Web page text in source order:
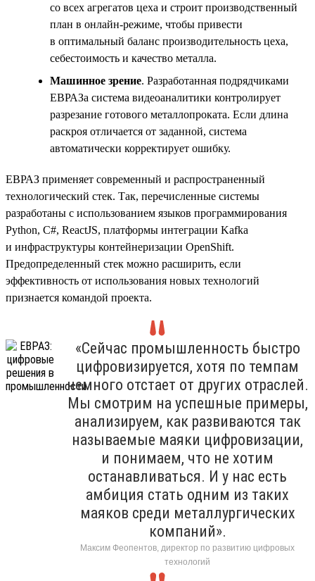
со всех агрегатов цеха и строит производственный
план в онлайн-режиме, чтобы привести
в оптимальный баланс производительность цеха,
себестоимость и качество металла.
Машинное зрение. Разработанная подрядчиками
ЕВРАЗа система видеоаналитики контролирует
разрезание готового металлопроката. Если длина
раскроя отличается от заданной, система
автоматически корректирует ошибку.
ЕВРАЗ применяет современный и распространенный
технологический стек. Так, перечисленные системы
разработаны с использованием языков программирования
Python, С#, ReactJS, платформы интеграции Kafka
и инфраструктуры контейнеризации OpenShift.
Предопределенный стек можно расширить, если
эффективность от использования новых технологий
признается командой проекта.
«Сейчас промышленность быстро
цифровизируется, хотя по темпам
немного отстает от других отраслей.
Мы смотрим на успешные примеры,
анализируем, как развиваются так
называемые маяки цифровизации,
и понимаем, что не хотим
останавливаться. И у нас есть
амбиция стать одним из таких
маяков среди металлургических
компаний».
Максим Феопентов, директор по развитию цифровых
технологий